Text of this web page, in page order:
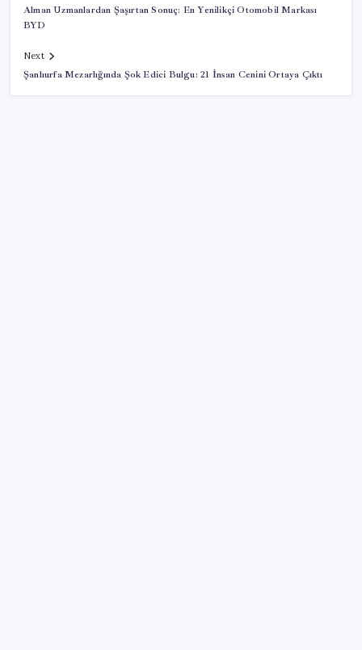
Alman Uzmanlardan Şaşırtan Sonuç: En Yenilikçi Otomobil Markası
BYD
Next
Şanlıurfa Mezarlığında Şok Edici Bulgu: 21 İnsan Cenini Ortaya Çıktı